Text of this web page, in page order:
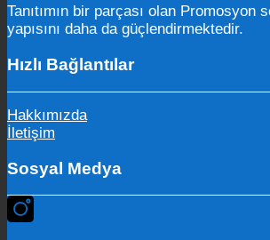
Tanıtımın bir parçası olan
yapısını daha da güçlendirmektedir.
Hızlı Bağlantılar
Hakkımızda
İletişim
Sosyal Medya